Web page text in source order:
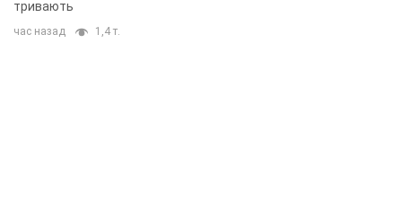
тривають
час назад 1,4 т.